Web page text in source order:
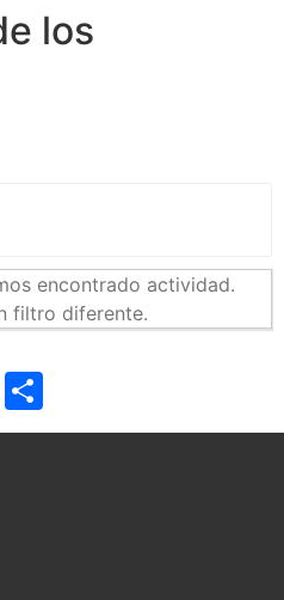
los
encontrado actividad.
filtro diferente.
Email